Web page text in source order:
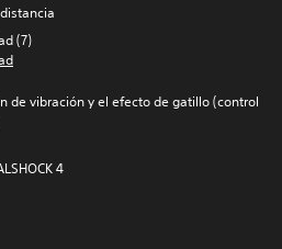
(7)
de vibración y el efecto de gatillo (control
4